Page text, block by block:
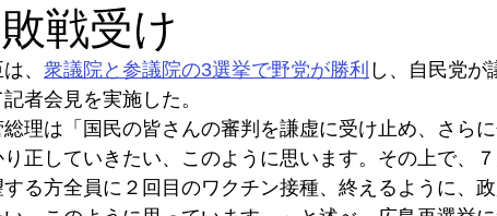
戦受け
、 衆議院と参議院の3選挙で野党が勝利 し、自民党が
者会見を実施した。
理は「国民の皆さんの審判を謙虚に受け止め、さらに
正していきたい、このように思います。その上で、７
る方全員に２回目のワクチン接種、終えるように、